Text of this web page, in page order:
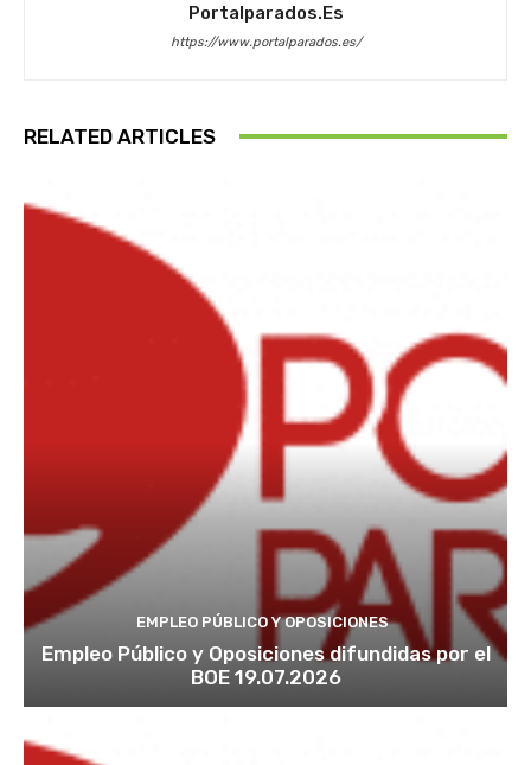
Portalparados.es
https://www.portalparados.es/
RELATED ARTICLES
EMPLEO PÚBLICO Y OPOSICIONES
Empleo Público y Oposiciones difundidas por el
BOE 19.07.2026